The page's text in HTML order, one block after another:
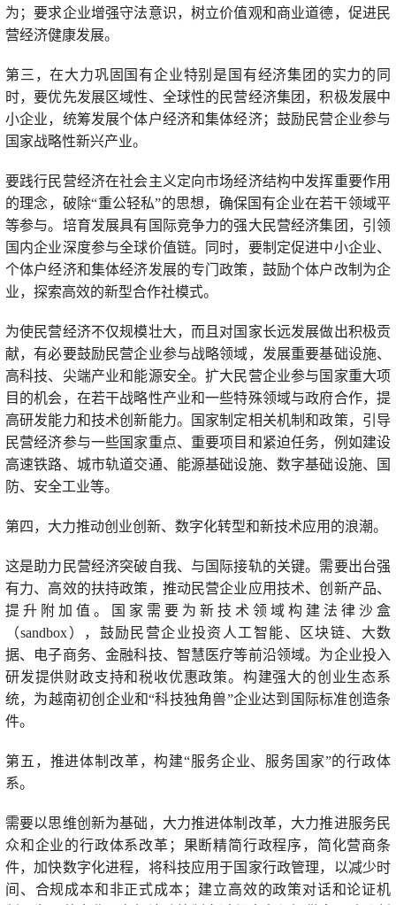
为；要求企业增强守法意识，树立价值观和商业道德，促进民
营经济健康发展。
第三，在大力巩固国有企业特别是国有经济集团的实力的同
时，要优先发展区域性、全球性的民营经济集团，积极发展中
小企业，统筹发展个体户经济和集体经济；鼓励民营企业参与
国家战略性新兴产业。
要践行民营经济在社会主义定向市场经济结构中发挥重要作用
的理念，破除“重公轻私”的思想，确保国有企业在若干领域平
等参与。培育发展具有国际竞争力的强大民营经济集团，引领
国内企业深度参与全球价值链。同时，要制定促进中小企业、
个体户经济和集体经济发展的专门政策，鼓励个体户改制为企
业，探索高效的新型合作社模式。
为使民营经济不仅规模壮大，而且对国家长远发展做出积极贡
献，有必要鼓励民营企业参与战略领域，发展重要基础设施、
高科技、尖端产业和能源安全。扩大民营企业参与国家重大项
目的机会，在若干战略性产业和一些特殊领域与政府合作，提
高研发能力和技术创新能力。国家制定相关机制和政策，引导
民营经济参与一些国家重点、重要项目和紧迫任务，例如建设
高速铁路、城市轨道交通、能源基础设施、数字基础设施、国
防、安全工业等。
第四，大力推动创业创新、数字化转型和新技术应用的浪潮。
这是助力民营经济突破自我、与国际接轨的关键。需要出台强
有力、高效的扶持政策，推动民营企业应用技术、创新产品、
提升附加值。国家需要为新技术领域构建法律沙盒
（sandbox），鼓励民营企业投资人工智能、区块链、大数
据、电子商务、金融科技、智慧医疗等前沿领域。为企业投入
研发提供财政支持和税收优惠政策。构建强大的创业生态系
统，为越南初创企业和“科技独角兽”企业达到国际标准创造条
件。
第五，推进体制改革，构建“服务企业、服务国家”的行政体
系。
需要以思维创新为基础，大力推进体制改革，大力推进服务民
众和企业的行政体系改革；果断精简行政程序，简化营商条
件，加快数字化进程，将科技应用于国家行政管理，以减少时
间、合规成本和非正式成本；建立高效的政策对话和论证机